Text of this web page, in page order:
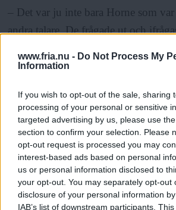
www.fria.nu - Do Not Process My
Information
If you wish to opt-out of the sale, sharing
processing of your personal or sensitive
targeted advertising by us, please use
section to confirm your selection. Please
opt-out request is processed you may
interest-based ads based on personal
us or personal information disclosed to
your opt-out. You may separately opt-out
disclosure of your personal information
IAB’s list of downstream participants.
– Det var ju inte bara Horne som var
andra talare. De frågade ut och
ANNONS
– Det var en av talarna, Kathrina
personligt initiativ till att framföra
och arrangörerna. Det var inget som
jag tycker inte att det är okej av